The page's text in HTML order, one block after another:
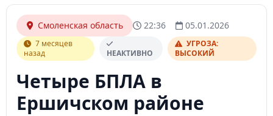
Смоленская область 22:36 05.01.2026
7 месяцев
назад
НЕАКТИВНО
УГРОЗА:
ВЫСОКИЙ
Четыре БПЛА в
Ершичском районе